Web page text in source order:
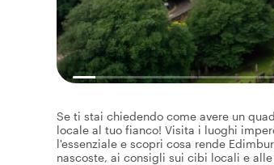
Se ti stai chiedendo come avere un
locale al tuo fianco! Visita i luoghi
l'essenziale e scopri cosa rende
nascoste, ai consigli sui cibi locali e